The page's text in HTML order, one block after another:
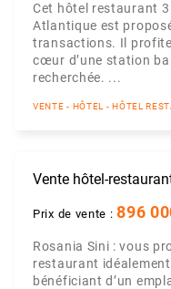
Cet hôtel restaurant
Atlantique est
transactions. Il profite
cœur d’une station
recherchée. ...
VENTE - HÔTEL - HÔTEL
Vente hôtel-
Prix de vente :896
Rosania Sini : vous
restaurant idéalement
bénéficiant d’un